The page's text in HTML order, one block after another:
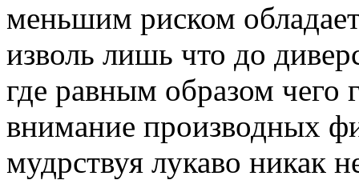
меньшим риском
изволь лишь что до
где равным образом чего
внимание производных
мудрствуя лукаво никак